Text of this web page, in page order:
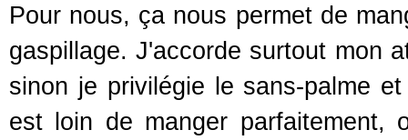
Pour nous, ça nous permet de
gaspillage. J'accorde surtout mon
sinon je privilégie le sans-palme
est loin de manger parfaitement,